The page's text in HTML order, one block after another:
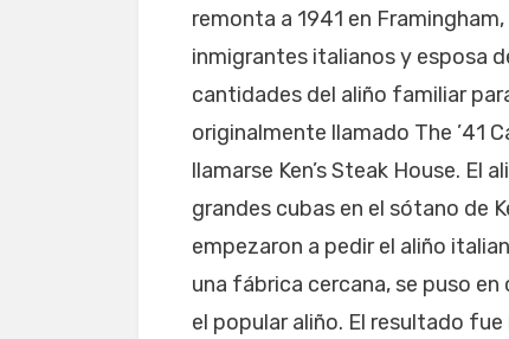
remonta a 1941 en
inmigrantes italianos y esposa
cantidades del aliño familiar
originalmente llamado The ’41
llamarse Ken’s Steak House. El
grandes cubas en el sótano de
empezaron a pedir el aliño
una fábrica cercana, se puso
el popular aliño. El resultado fue